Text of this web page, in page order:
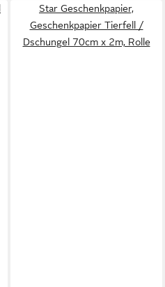
Star Geschenkpapier,
Geschenkpapier Tierfell /
Dschungel 70cm x 2m, Rolle